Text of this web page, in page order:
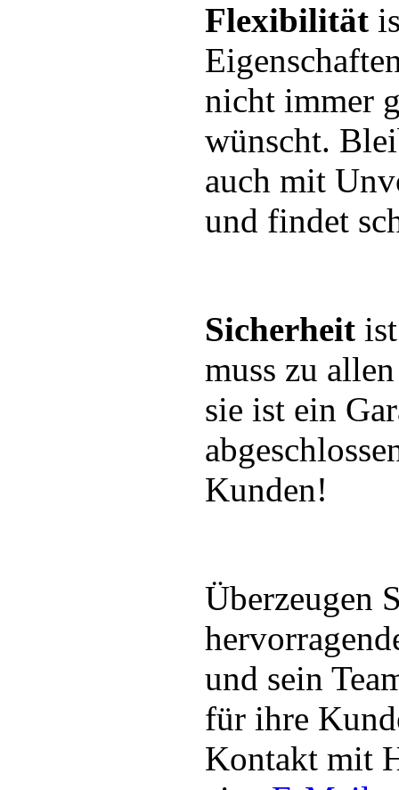
Flexibilität
nicht immer
wünscht.
auch mit
und findet
Sicherheit
muss zu
sie ist ein
Kunden!
Überzeugen
und sein
für ihre
Kontakt mit